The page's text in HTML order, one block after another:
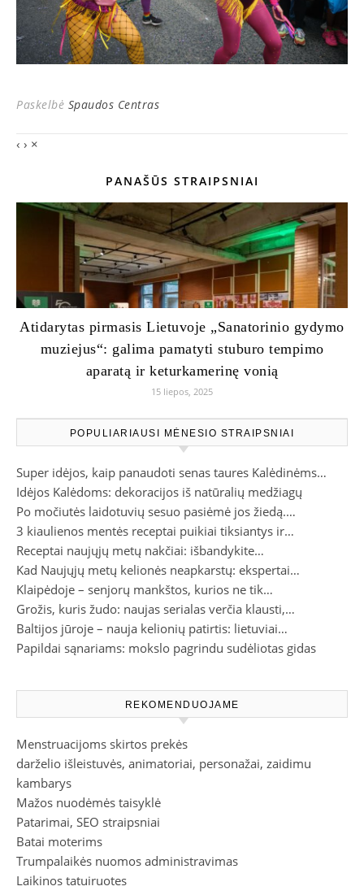
Paskelbė Spaudos Centras
‹ › ×
PANAŠŪS STRAIPSNIAI
Atidarytas pirmasis Lietuvoje „Sanatorinio gydymo
muziejus“: galima pamatyti stuburo tempimo
aparatą ir keturkamerinę vonią
15 liepos, 2025
POPULIARIAUSI MĖNESIO STRAIPSNIAI
Super idėjos, kaip panaudoti senas taures Kalėdinėms…
Idėjos Kalėdoms: dekoracijos iš natūralių medžiagų
Po močiutės laidotuvių sesuo pasiėmė jos žiedą.…
3 kiaulienos mentės receptai puikiai tiksiantys ir…
Receptai naujųjų metų nakčiai: išbandykite…
Kad Naujųjų metų kelionės neapkarstų: ekspertai…
Klaipėdoje – senjorų mankštos, kurios ne tik…
Grožis, kuris žudo: naujas serialas verčia klausti,…
Baltijos jūroje – nauja kelionių patirtis: lietuviai…
Papildai sąnariams: mokslo pagrindu sudėliotas gidas
REKOMENDUOJAME
Menstruacijoms skirtos prekės
darželio išleistuvės, animatoriai, personažai, zaidimu
kambarys
Mažos nuodėmės taisyklė
Patarimai, SEO straipsniai
Batai moterims
Trumpalaikės nuomos administravimas
Laikinos tatuiruotes